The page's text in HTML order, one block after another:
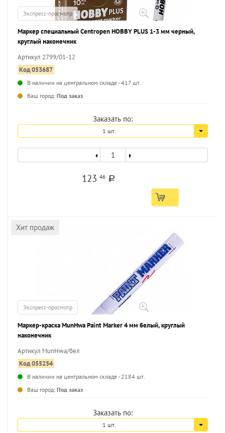
Экспресс-просмотр
Маркер специальный Centropen HOBBY PLUS 1-3 мм черный,
круглый наконечник
Артикул 2799/01-12
Код 053687
В наличии на центральном складе - 417 шт.
Ваш город: Под заказ
Заказать по:
1 шт.
12346 a
Хит продаж
Экспресс-просмотр
Маркер-краска MunHwa Paint Marker 4 мм белый, круглый
наконечник
Артикул MunHwa/бел
Код 055254
В наличии на центральном складе - 2184 шт.
Ваш город: Под заказ
Заказать по:
1 шт.